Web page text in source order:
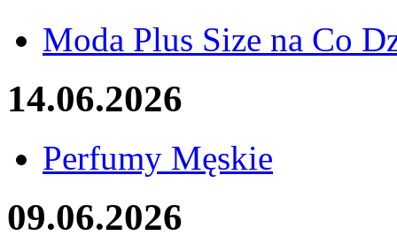
Moda Plus Size na Co
14.06.2026
Perfumy Męskie
09.06.2026